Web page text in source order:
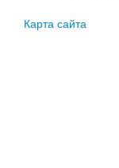
Карта сайта